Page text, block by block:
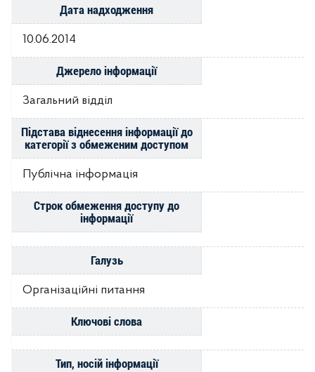
Дата надходження
10.06.2014
Джерело інформації
Загальний відділ
Підстава віднесення інформації до
категорії з обмеженим доступом
Публічна інформація
Строк обмеження доступу до
інформації
Галузь
Організаційні питання
Ключові слова
Тип, носій інформації